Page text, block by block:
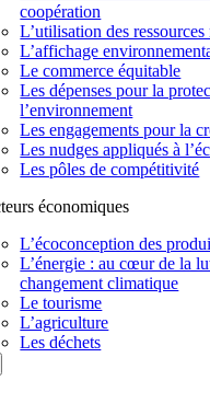
coopération
L’utilisation des ressources
L’affichage
Le commerce équitable
Les dépenses pour la
l’environnement
Les engagements pour la
Les nudges appliqués à
Les pôles de compétitivité
économiques
L’écoconception des
L’énergie : au cœur de la
changement climatique
Le tourisme
L’agriculture
Les déchets